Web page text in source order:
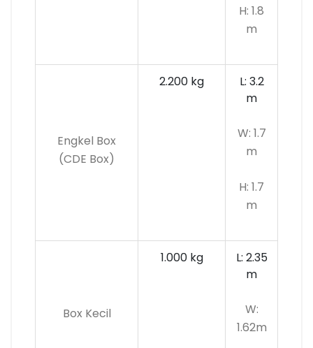
H: 1.8
m
Engkel Box
(CDE Box)
2.200 kg
L: 3.2
m
W: 1.7
m
H: 1.7
m
Box Kecil
1.000 kg
L: 2.35
m
W:
1.62m